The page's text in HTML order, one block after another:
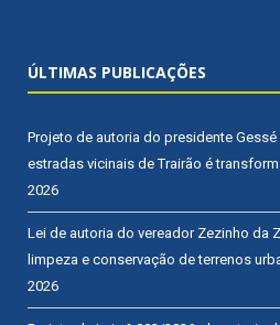
ÚLTIMAS PUBLICAÇÕES
Projeto de autoria do presidente
estradas vicinais de Trairão é
2026
Lei de autoria do vereador Zezinho da
limpeza e conservação de terrenos
2026